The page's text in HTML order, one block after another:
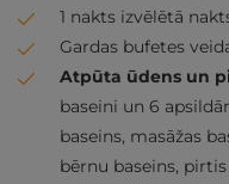
1 nakts izvēlētā
Gardas bufetes
Atpūta ūdens un
baseini un 6
baseins, masāžas
bērnu baseins,